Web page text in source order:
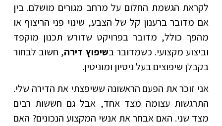
לקראת הגשמת החלום על מרחב מגורים מושלם. בין
אם מדובר ברענון קל של הצבע, שינוי פני הריצוף או
מהפך כולל, מדובר בפרויקט שדורש תכנון מוקפד
וביצוע מקצועי. כשמדובר בשיפוץ דירה, חשוב לבחור
בקבלן שיפוצים בעל ניסיון ומוניטין.
אני זוכר את הפעם הראשונה ששיפצתי את הדירה שלי.
התרגשות עצומה מצד אחד, אבל גם חששות רבים
מצד שני. האם אבחר את אנשי המקצוע הנכונים? האם